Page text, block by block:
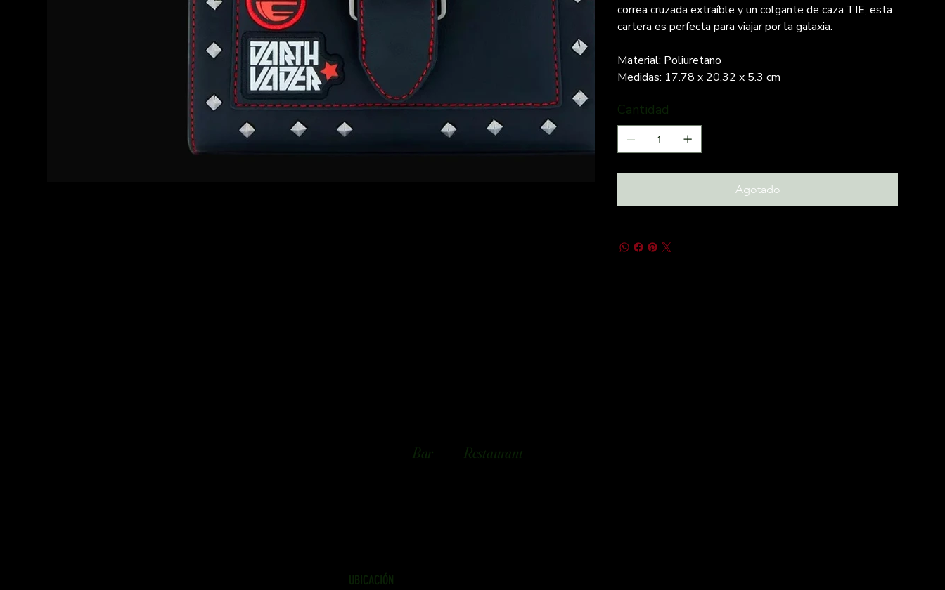
correa cruzada extraíble y un colgante de caza TIE, esta
cartera es perfecta para viajar por la galaxia.
Material: Poliuretano
Medidas: 17.78 x 20.32 x 5.3 cm
Cantidad
Agotado
Bar Restaurant
UBICACIÓN